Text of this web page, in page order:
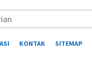
KONTAK SITEMAP